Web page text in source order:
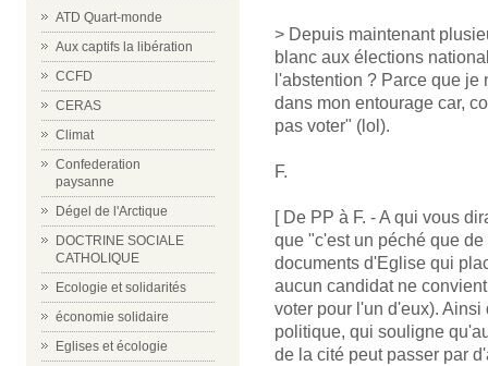
ATD Quart-monde
Aux captifs la libération
CCFD
CERAS
Climat
Confederation
paysanne
Dégel de l'Arctique
DOCTRINE SOCIALE
CATHOLIQUE
Ecologie et solidarités
économie solidaire
Eglises et écologie
> Depuis maintenant
blanc aux élections
l'abstention ? Parce que
dans mon entourage car,
pas voter" (lol).
F.
[ De PP à F. - A qui vous
que "c'est un péché que
documents d'Eglise qui
aucun candidat ne
voter pour l'un d'eux).
politique, qui souligne
de la cité peut passer par